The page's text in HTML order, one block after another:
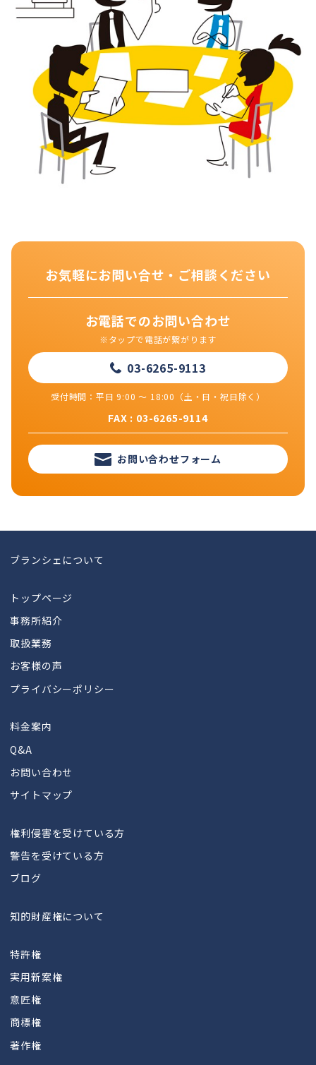
お気軽にお問い合せ・ご相談ください
お電話でのお問い合わせ
※タップで電話が繋がります
受付時間：平日 9:00 ～ 18:00（土・日・祝日除く）
03-6265-9113
FAX : 03-6265-9114
お問い合わせフォーム
ブランシェについて
トップページ
事務所紹介
取扱業務
お客様の声
プライバシーポリシー
料金案内
Q&A
お問い合わせ
サイトマップ
権利侵害を受けている方
警告を受けている方
ブログ
知的財産権について
特許権
実用新案権
意匠権
商標権
著作権